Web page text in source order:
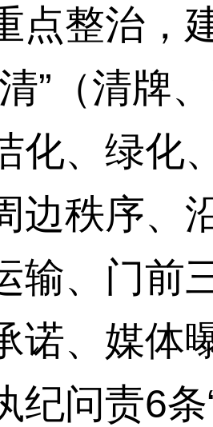
整治，建
”（清牌
化、绿化
边秩序、
输、门前
诺、媒体
纪问责6